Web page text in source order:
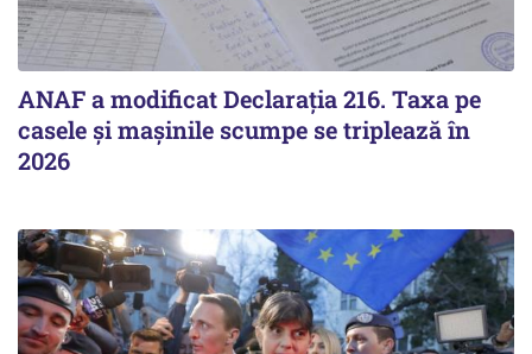
ANAF a modificat Declarația 216. Taxa pe
casele și mașinile scumpe se triplează în
2026